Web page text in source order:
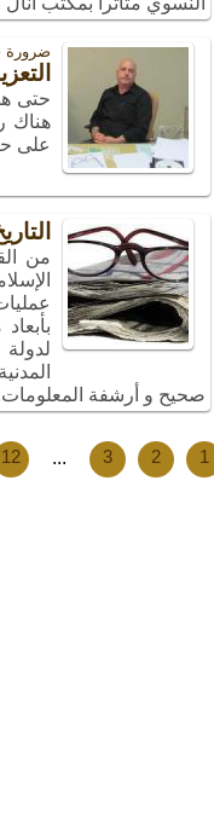
حتى
هناك
على
من
صحيح و أرشفة
1
2
3
...
12